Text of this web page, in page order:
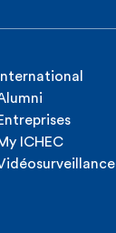
International
ICHEC